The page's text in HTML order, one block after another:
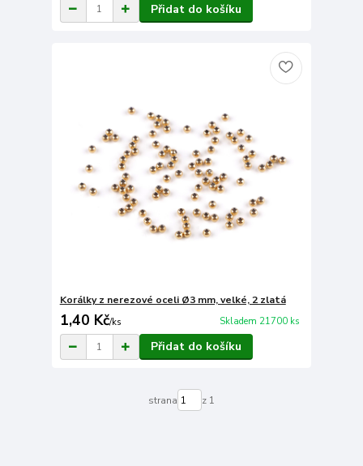
Přidat do košíku
Korálky z nerezové oceli Ø3 mm, velké, 2 zlatá
1,40 Kč/ks Skladem 21700 ks
Přidat do košíku
strana z 1